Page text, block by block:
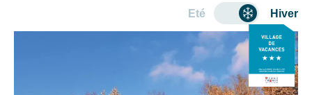
FOUGÈRES***,
SOULTZEREN
Eté Hiver
Pour en savoir
avantages